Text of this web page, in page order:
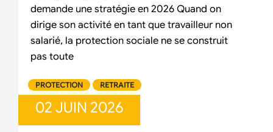
demande une stratégie en 2026 Quand on
dirige son activité en tant que travailleur non
salarié, la protection sociale ne se construit
pas toute
PROTECTION RETRAITE
02 JUIN 2026